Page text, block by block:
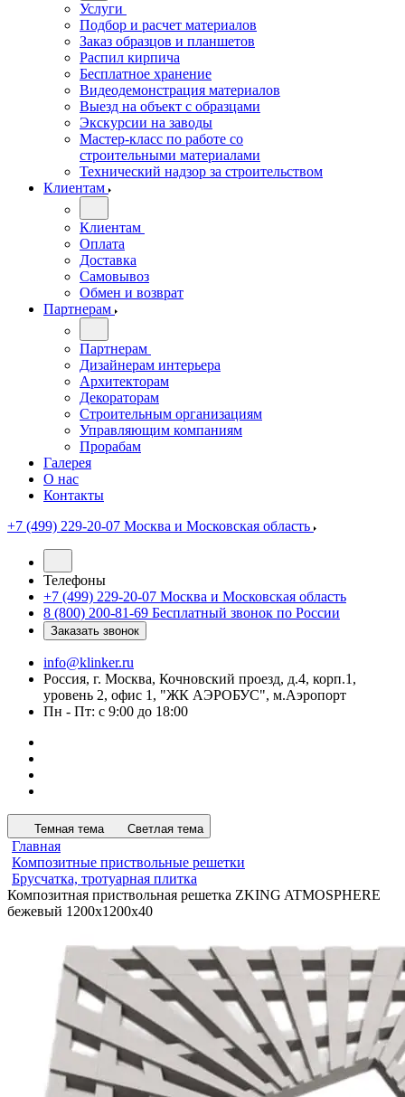
Услуги
Подбор и расчет материалов
Заказ образцов и планшетов
Распил кирпича
Бесплатное хранение
Видеодемонстрация материалов
Выезд на объект с образцами
Экскурсии на заводы
Мастер-класс по работе со
строительными материалами
Технический надзор за строительством
Клиентам
Клиентам
Оплата
Доставка
Самовывоз
Обмен и возврат
Партнерам
Партнерам
Дизайнерам интерьера
Архитекторам
Декораторам
Строительным организациям
Управляющим компаниям
Прорабам
Галерея
О нас
Контакты
+7 (499) 229-20-07 Москва и Московская область
Телефоны
+7 (499) 229-20-07 Москва и Московская область
8 (800) 200-81-69 Бесплатный звонок по России
Заказать звонок
info@klinker.ru
Россия, г. Москва, Кочновский проезд, д.4, корп.1,
уровень 2, офис 1, "ЖК АЭРОБУС", м.Аэропорт
Пн - Пт: с 9:00 до 18:00
Темная тема Светлая тема
Главная
Композитные приствольные решетки
Брусчатка, тротуарная плитка
Композитная приствольная решетка ZKING ATMOSPHERE
бежевый 1200х1200х40